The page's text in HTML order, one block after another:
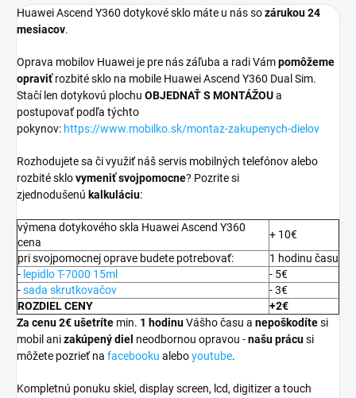
Huawei Ascend Y360 dotykové sklo máte u nás sozárukou 24
mesiacov.
Oprava mobilov Huawei je pre nás záľuba a radi Vámpomôžeme
opraviť rozbité sklo na mobile Huawei Ascend Y360 Dual Sim.
Stačí len dotykovú plochu OBJEDNAŤ S MONTÁŽOUa
postupovať podľa týchto
pokynov: https://www.mobilko.sk/montaz-zakupenych-dielov
Rozhodujete sa či využiť náš servis mobilných telefónov alebo
rozbité sklovymeniť svojpomocne? Pozrite si
zjednodušenú kalkuláciu:
výmena dotykového skla Huawei Ascend Y360
cena
+ 10€
pri svojpomocnej oprave budete potrebovať:
1 hodinu času
- lepidlo T-7000 15ml
- 5€
-sada skrutkovačov
- 3€
ROZDIEL CENY
+2€
Za cenu 2€ ušetríte min. 1 hodinuVášho času a nepoškodítesi
mobil anizakúpený diel neodbornou opravou -našu prácusi
môžete pozrieť na facebooku aleboyoutube.
Kompletnú ponuku skiel, display screen, lcd, digitizer a touch